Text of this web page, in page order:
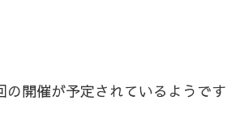
開催が予定されているようです